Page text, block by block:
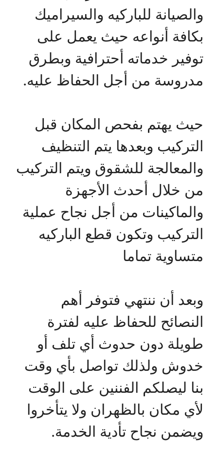
والصيانة للباركيه والسيراميك
بكافة أنواعه حيث يعمل على
توفير خدماته أحترافية وبطرق
مدروسة من أجل الحفاظ عليه.
حيث يهتم بفحص المكان قبل
التركيب وبعدها يتم التنظيف
والمعالجة للشقوق ويتم التركيب
من خلال أحدث الأجهزة
والماكينات من أجل نجاح عملية
التركيب وتكون قطع الباركيه
متساوية تماما
وبعد أن ننتهي فتوفر أهم
النصائح للحفاظ عليه لفترة
طويلة دون حدوث أي تلف أو
خدوش ولذلك تواصل بأي وقت
بنا ليصلكم الفننين على الوقت
لأي مكان بالظهران ولا يتأخروا
ويضمن نجاح تأدية الخدمة.